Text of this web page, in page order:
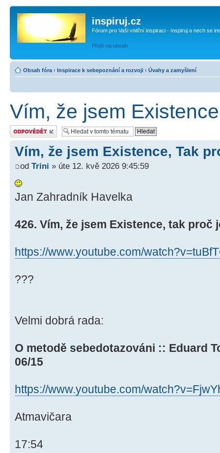
inspiruj.cz
Fórum pro Vaši vnitřní inspiraci - Inspiruj a nech se
Přejít na obsah
Obsah fóra ‹ Inspirace k sebepoznání a rozvoji ‹ Úvahy a zamyšlení
Vím, že jsem
Odeslat odpověď
Vím, že jsem Existence, Tak
od Trini » úte 12. kvě 2026 9:45:59
Jan Zahradník Havelka
426. Vím, že jsem Existence, tak proč
https://www.youtube.com/
???
Velmi dobrá rada:
O metodě sebedotazováni :: Eduard
06/15
https://www.youtube.com/
Atmavičara
17:54